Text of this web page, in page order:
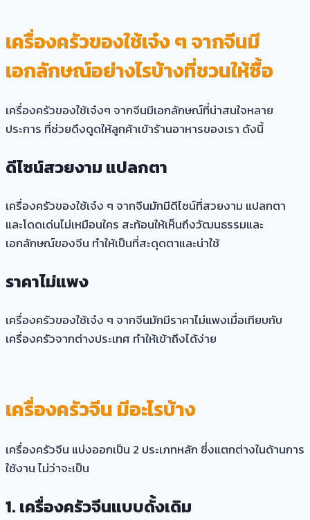
เครื่องครัวของใช้เจ๋ง ๆ จากจีนมี
เอกลักษณ์อย่างไรบ้างที่ชวนให้ซื้อ
เครื่องครัวของใช้เจ๋งๆ จากจีนมีเอกลักษณ์ที่น่าสนใจหลาย
ประการ ที่ช่วยดึงดูดให้ลูกค้าเข้าร้านอาหารของเรา ดังนี้
ดีไซน์สวยงาม แปลกตา
เครื่องครัวของใช้เจ๋ง ๆ จากจีนมักมีดีไซน์ที่สวยงาม แปลกตา
และโดดเด่นไม่เหมือนใคร สะท้อนให้เห็นถึงวัฒนธรรมและ
เอกลักษณ์ของจีน ทำให้เป็นที่สะดุดตาและน่าใช้
ราคาไม่แพง
เครื่องครัวของใช้เจ๋ง ๆ จากจีนมักมีราคาไม่แพงเมื่อเทียบกับ
เครื่องครัวจากต่างประเทศ ทำให้เข้าถึงได้ง่าย
เครื่องครัวจีน มีอะไรบ้าง
เครื่องครัวจีน แบ่งออกเป็น 2 ประเภทหลัก ซึ่งแตกต่างในด้านการ
ใช้งาน ไม่ว่าจะเป็น
1. เครื่องครัวจีนแบบดั้งเดิม